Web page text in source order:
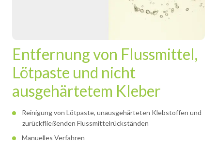
Entfernung von Flussmittel,
Lötpaste und nicht
ausgehärtetem Kleber
Reinigung von Lötpaste, unausgehärteten Klebstoffen und
zurückfließenden Flussmittelrückständen
Manuelles Verfahren